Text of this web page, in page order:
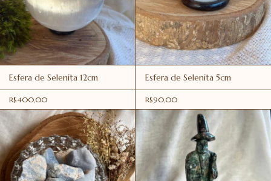
Esfera de Selenita 12cm
R$400,00
Esfera de Selenita 5cm
R$90,00